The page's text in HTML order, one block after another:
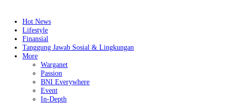
Hot News
Lifestyle
Finansial
Tanggung Jawab Sosial & Lingkungan
More
Warganet
Passion